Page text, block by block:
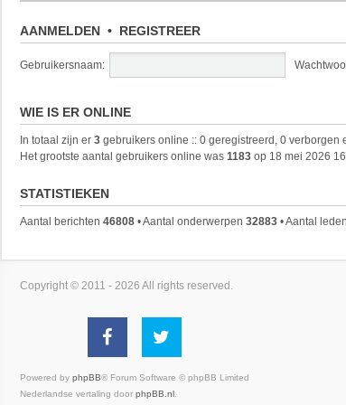
AANMELDEN • REGISTREER
Gebruikersnaam:
WIE IS ER ONLINE
In totaal zijn er 3 gebruikers online :: 0 geregistreerd, 0
Het grootste aantal gebruikers online was 1183 op 18 mei 2026
STATISTIEKEN
Aantal berichten 46808 • Aantal onderwerpen 32883 • Aantal leden
Copyright © 2011 - 2026 All rights reserved.
Powered by phpBB® Forum Software © phpBB Limited
Nederlandse vertaling door phpBB.nl